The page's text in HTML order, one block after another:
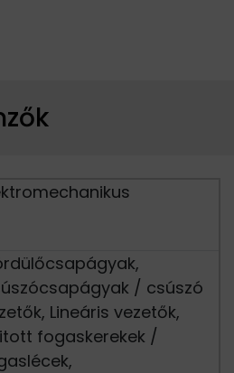
/ csúszó
Lineáris vezetők,
fogaskerekek /